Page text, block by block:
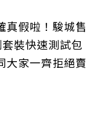
真假啦！駿城售
裝快速測試包
大家一齊拒絕賣